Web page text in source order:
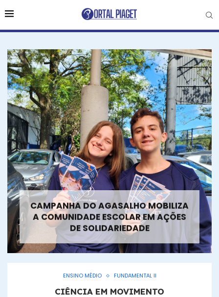
CAMPANHA DO AGASALHO MOBILIZA
A COMUNIDADE ESCOLAR EM AÇÕES
DE SOLIDARIEDADE
ENSINO MÉDIO FUNDAMENTAL II
CIÊNCIA EM MOVIMENTO